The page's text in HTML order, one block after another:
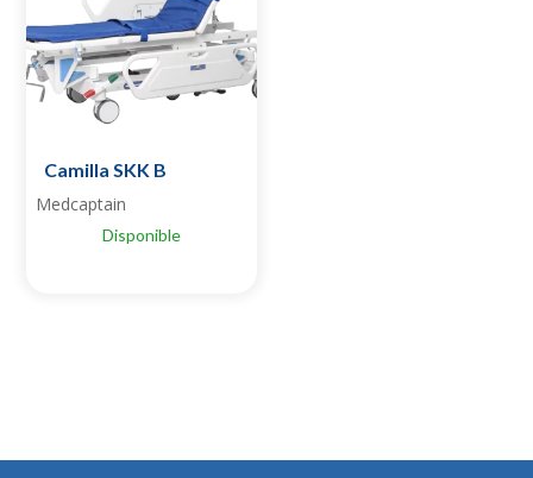
Camilla SKK B
Medcaptain
Disponible